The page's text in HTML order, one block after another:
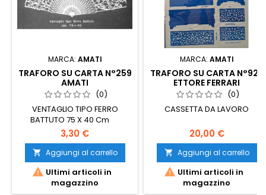
MARCA: AMATI
TRAFORO SU CARTA N°259
AMATI
(0)
VENTAGLIO TIPO FERRO
BATTUTO 75 X 40 Cm
3,30 €
 Aggiungi al carrello
 Ultimi articoli in
magazzino
MARCA: AMATI
TRAFORO SU CARTA N°927
ETTORE FERRARI
(0)
CASSETTA DA LAVORO
20,00 €
 Aggiungi al carrello
 Ultimi articoli in
magazzino